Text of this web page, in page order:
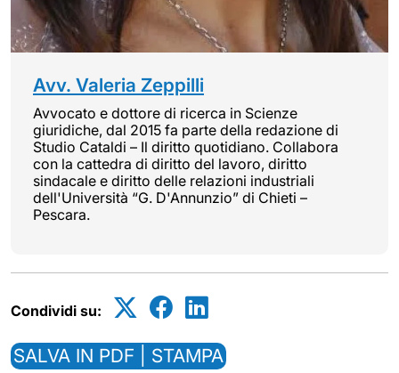
Avv. Valeria Zeppilli
Avvocato e dottore di ricerca in Scienze
giuridiche, dal 2015 fa parte della redazione di
Studio Cataldi – Il diritto quotidiano. Collabora
con la cattedra di diritto del lavoro, diritto
sindacale e diritto delle relazioni industriali
dell'Università “G. D'Annunzio” di Chieti –
Pescara.
Condividi su:
SALVA IN PDF | STAMPA